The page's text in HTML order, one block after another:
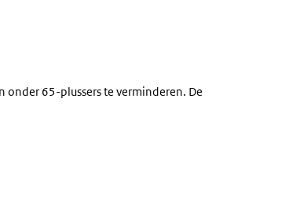
onder 65-plussers te verminderen. De